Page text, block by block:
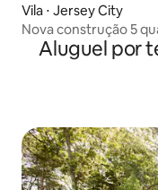
Vila ⋅ Jersey City
Nova construção 5
YorkAluguel por